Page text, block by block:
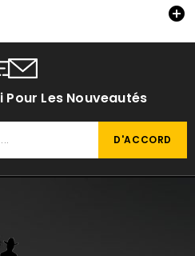

Les Nouveautés